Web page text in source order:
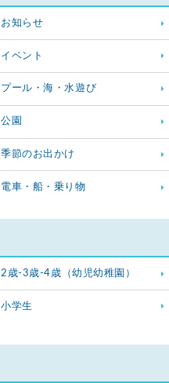
お知らせ
イベント
プール・海・水遊び
公園
季節のお出かけ
電車・船・乗り物
2歳-3歳-4歳（幼児幼稚園）
小学生